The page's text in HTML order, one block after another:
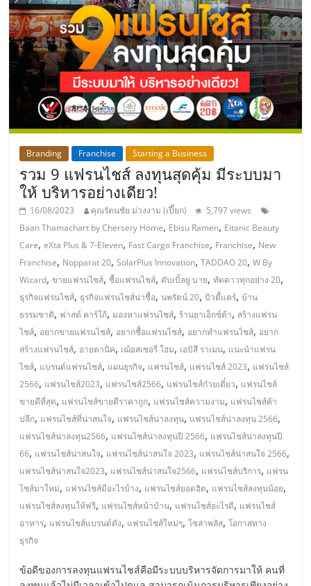
ไชส์
แฟ
รน
ไชส์
ขาย
หน้า
บ้าน
ลงทุน
น้อย
คืน
ทุน
ไว,
ที่
ปรึกษา
การ
Branding Franchise Starting a Business
รวม 9 แฟรนไชส์ ลงทุนสุดคุ้ม มีระบบมา
ให้ บริหารอย่างเดียว!
16/08/2023 คุณรัตนชัย ม่วงงาม (เปี๊ยก)
5,797 views
Baan Thamachart by Chersery Home, Ebisu Ramen, Eitanic Beauty
Care,eXta Plus & 7-Eleven, Fast Cargo Franchise, Franchise, New
Franchise, Nopparat 20,SolarPlus Innovation,TADDAO 20,W By
Wizard,ขายแฟรนไชส์,ซื้อแฟรนไชส์, ดับเบิ้ลยู บาย,ทัดดาวทุกอย่าง 20,
ธุรกิจแฟรนไชส์, ธุรกิจแฟรนไชส์น่าซื้อ,นพรัตน์ 20,บิวตี้แคร์,บ้าน
ธรรมชาติ, ฟาสต์ คาร์โก้,มองหาแฟรนไชส์, ร้านยาเอ็กซ์ต้า, สร้างแฟรน
ไชส์, อยากขายแฟรนไชส์, อยากซื้อแฟรนไชส์, อยากทำแฟรนไชส์, อยาก
สร้างแฟรนไชส์, อายตานิค, เฌ้อสเซอรี่ โฮม, เอบิสึ ราเมน, แนะนำแฟรน
ไชส์, แบรนด์แฟรนไชส์, แผนธุรกิจ, แฟรนไชส์, แฟรนไชส์ 2023, แฟรนไชส์
2566, แฟรนไชส์2023, แฟรนไชส์2566, แฟรนไชส์ก๋วยเตี๋ยว, แฟรนไชส์
ขายดีที่สุด, แฟรนไชส์ขายดีราคาถูก, แฟรนไชส์ความงาม, แฟรนไชส์ค้า
ปลีก, แฟรนไชส์ที่น่าสนใจ, แฟรนไชส์น่าลงทุน, แฟรนไชส์น่าลงทุน 2566,
แฟรนไชส์น่าลงทุน2566, แฟรนไชส์น่าลงทุนปี 2566, แฟรนไชส์น่าลงทุนปี
66, แฟรนไชส์น่าสนใจ, แฟรนไชส์น่าสนใจ 2023, แฟรนไชส์น่าสนใจ 2566,
แฟรนไชส์น่าสนใจ2023, แฟรนไชส์น่าสนใจ2566, แฟรนไชส์บริการ, แฟรน
ไชส์มาใหม่, แฟรนไชส์มีอะไรบ้าง, แฟรนไชส์ยอดฮิต, แฟรนไชส์ลงทุนน้อย,
แฟรนไชส์ลงทุนให้ฟรี, แฟรนไชส์หน้าบ้าน, แฟรนไชส์อะไรดี, แฟรนไชส์
อาหาร, แฟรนไชส์แบรนด์ดัง, แฟรนไชส์ใหม่ๆ,โซล่าพลัส,โอกาสทาง
ธุรกิจ
ข้อดีของการลงทุนแฟรนไชส์คือมีระบบบริหารจัดการมาให้ คนที่